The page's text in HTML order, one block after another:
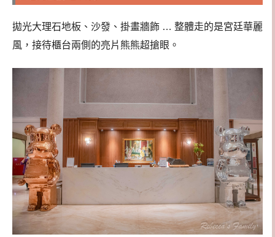
拋光大理石地板、沙發、掛畫牆飾 … 整體走的是宮廷華麗
風，接待櫃台兩側的亮片熊熊超搶眼。